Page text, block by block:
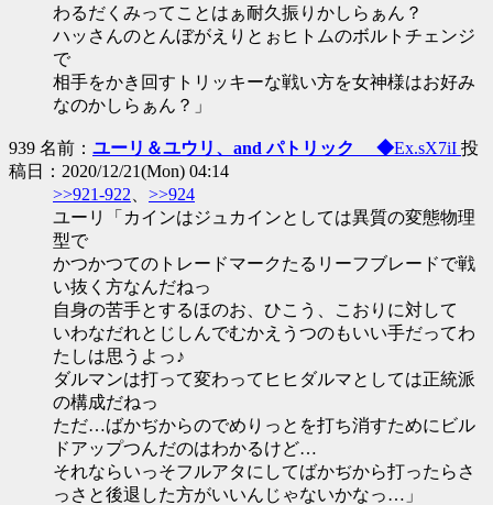
わるだくみってことはぁ耐久振りかしらぁん？
ハッさんのとんぼがえりとぉヒトムのボルトチェンジ
で
相手をかき回すトリッキーな戦い方を女神様はお好み
なのかしらぁん？」
939 名前： ユーリ＆ユウリ、and パトリック ◆Ex.sX7iI 投
稿日：2020/12/21(Mon) 04:14
>>921-922
>>924
ユーリ「カインはジュカインとしては異質の変態物理
型で
かつかつてのトレードマークたるリーフブレードで戦
い抜く方なんだねっ
自身の苦手とするほのお、ひこう、こおりに対して
いわなだれとじしんでむかえうつのもいい手だってわ
たしは思うよっ♪
ダルマンは打って変わってヒヒダルマとしては正統派
の構成だねっ
ただ…ばかぢからのでめりっとを打ち消すためにビル
ドアップつんだのはわかるけど…
それならいっそフルアタにしてばかぢから打ったらさ
っさと後退した方がいいんじゃないかなっ…」